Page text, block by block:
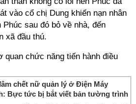
vào cổ chị Dung khiến nạn nhân
sau đó bỏ về nhà, đến
xã đầu thú.
chức năng tiến hành điều
chết nữ quản lý ở Điện Máy
Bực tức bị bắt viết bản tường trình